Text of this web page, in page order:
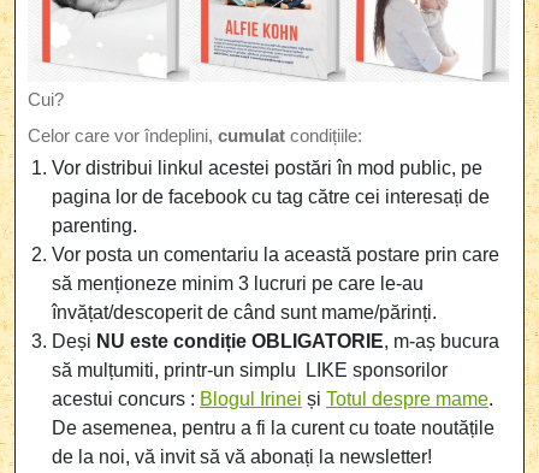
Cui?
Celor care vor îndeplini, cumulat condițiile:
Vor distribui linkul acestei postări în mod public, pe
pagina lor de facebook cu tag către cei interesați de
parenting.
Vor posta un comentariu la această postare prin care
să menționeze minim 3 lucruri pe care le-au
învățat/descoperit de când sunt mame/părinți.
Deși NU este condiție OBLIGATORIE, m-aș bucura
să mulțumiti, printr-un simplu LIKE sponsorilor
acestui concurs : Blogul Irinei și Totul despre mame.
De asemenea, pentru a fi la curent cu toate noutățile
de la noi, vă invit să vă abonați la newsletter!